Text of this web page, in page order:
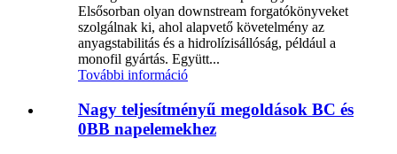
Elsősorban olyan downstream forgatókönyveket
szolgálnak ki, ahol alapvető követelmény az
anyagstabilitás és a hidrolízisállóság, például a
monofil gyártás. Együtt...
További információ
Nagy teljesítményű megoldások BC és
0BB napelemekhez